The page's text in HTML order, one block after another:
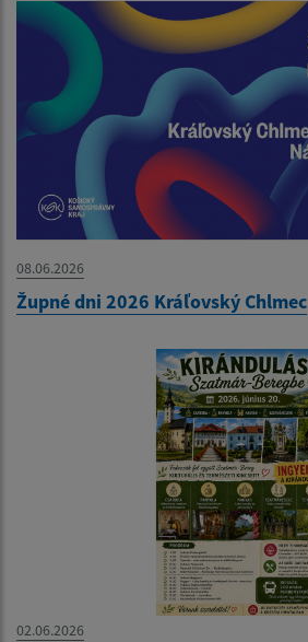
08.06.2026
Župné dni 2026 Kráľovský Chlmec
02.06.2026